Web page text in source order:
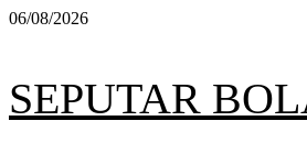
Skip
06/08/2026
SEPUTAR